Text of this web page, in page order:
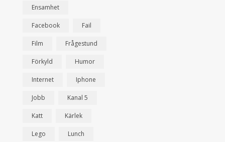
Ensamhet
Facebook Fail
Film Frågestund
Förkyld Humor
Internet Iphone
Jobb Kanal 5
Katt Kärlek
Lego Lunch